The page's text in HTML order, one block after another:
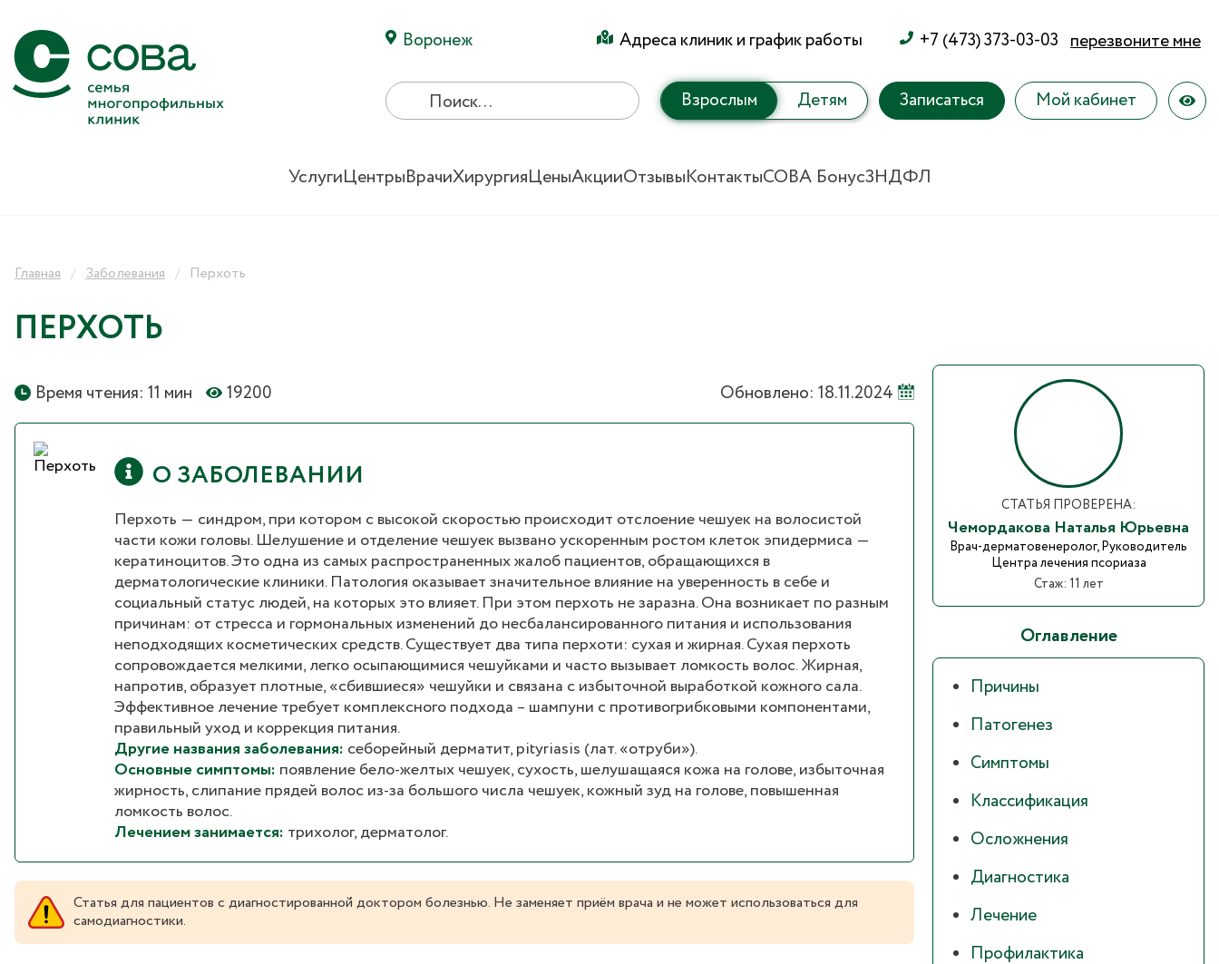
Воронеж Адреса клиник и график работы +7 (473) 373-03-03 перезвоните мне
Взрослым Детям Записаться Мой кабинет
УслугиЦентрыВрачиХирургияЦеныАкцииОтзывыКонтактыСОВА Бонус3НДФЛ
Главная Заболевания Перхоть
ПЕРХОТЬ
Время чтения: 11 мин 19200 Обновлено: 18.11.2024
О ЗАБОЛЕВАНИИ
Перхоть ― синдром, при котором с высокой скоростью происходит отслоение чешуек на волосистой
части кожи головы. Шелушение и отделение чешуек вызвано ускоренным ростом клеток эпидермиса ―
кератиноцитов. Это одна из самых распространенных жалоб пациентов, обращающихся в
дерматологические клиники. Патология оказывает значительное влияние на уверенность в себе и
социальный статус людей, на которых это влияет. При этом перхоть не заразна. Она возникает по разным
причинам: от стресса и гормональных изменений до несбалансированного питания и использования
неподходящих косметических средств. Существует два типа перхоти: сухая и жирная. Сухая перхоть
сопровождается мелкими, легко осыпающимися чешуйками и часто вызывает ломкость волос. Жирная,
напротив, образует плотные, «сбившиеся» чешуйки и связана с избыточной выработкой кожного сала.
Эффективное лечение требует комплексного подхода – шампуни с противогрибковыми компонентами,
правильный уход и коррекция питания.
Другие названия заболевания: себорейный дерматит, pityriasis (лат. «отруби»).
Основные симптомы: появление бело-желтых чешуек, сухость, шелушащаяся кожа на голове, избыточная
жирность, слипание прядей волос из-за большого числа чешуек, кожный зуд на голове, повышенная
ломкость волос.
Лечением занимается: трихолог, дерматолог.
Статья для пациентов с диагностированной доктором болезнью. Не заменяет приём врача и не может использоваться для
самодиагностики.
СТАТЬЯ ПРОВЕРЕНА:
Чемордакова Наталья Юрьевна
Врач-дерматовенеролог, Руководитель
Центра лечения псориаза
Стаж: 11 лет
Оглавление
Причины
Патогенез
Симптомы
Классификация
Осложнения
Диагностика
Лечение
Профилактика